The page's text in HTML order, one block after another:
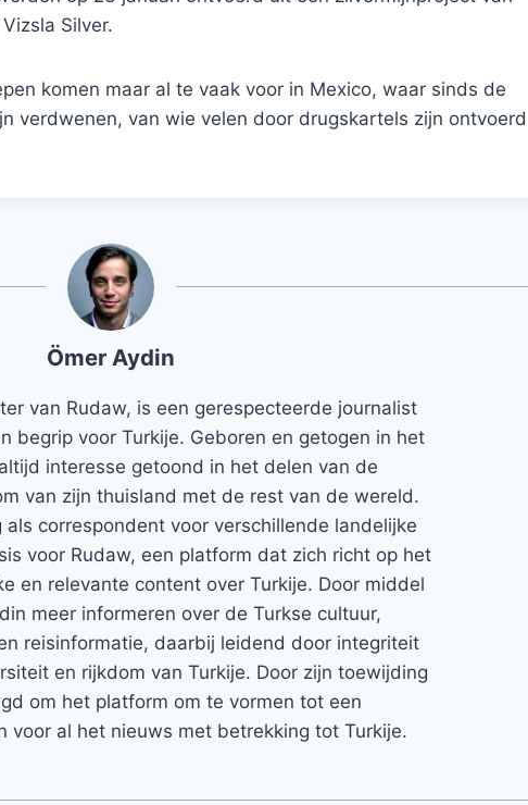
Silver.
komen maar al te vaak voor in Mexico, waar sinds de
verdwenen, van wie velen door drugskartels zijn ontvoerd
Ömer Aydin
van Rudaw, is een gerespecteerde journalist
begrip voor Turkije. Geboren en getogen in het
interesse getoond in het delen van de
van zijn thuisland met de rest van de wereld.
als correspondent voor verschillende landelijke
voor Rudaw, een platform dat zich richt op het
en relevante content over Turkije. Door middel
meer informeren over de Turkse cultuur,
reisinformatie, daarbij leidend door integriteit
en rijkdom van Turkije. Door zijn toewijding
om het platform om te vormen tot een
voor al het nieuws met betrekking tot Turkije.